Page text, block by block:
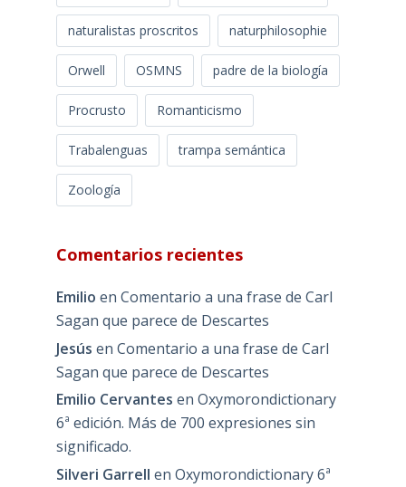
naturalistas proscritos naturphilosophie
Orwell OSMNS padre de la biología
Procrusto Romanticismo
Trabalenguas trampa semántica
Zoología
Comentarios recientes
Emilio en Comentario a una frase de Carl
Sagan que parece de Descartes
Jesús en Comentario a una frase de Carl
Sagan que parece de Descartes
Emilio Cervantes en Oxymorondictionary
6ª edición. Más de 700 expresiones sin
significado.
Silveri Garrell en Oxymorondictionary 6ª